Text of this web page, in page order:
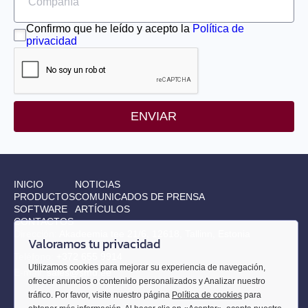
EMG-50
EML-30
EML-40
Confirmo que he leído y acepto la Política de
privacidad
ENVIAR
Valoramos tu privacidad
Utilizamos cookies para mejorar su experiencia de navegación,
ofrecer anuncios o contenido personalizados y Analizar nuestro
tráfico. Por favor, visite nuestro página Política de cookies para
INICIO
PRODUCTOS
SOFTWARE
CONTACTOS
NOTICIAS
COMUNICADOS DE PRENSA
ARTÍCULOS
E-mail:sales@smd.ee